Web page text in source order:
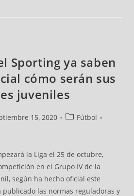
Sporting ya saben
cómo serán sus
juveniles
15, 2020
Fútbol
la Liga el 25 de octubre,
en el Grupo IV de la
según ha hecho oficial este
publicado las normas reguladoras y